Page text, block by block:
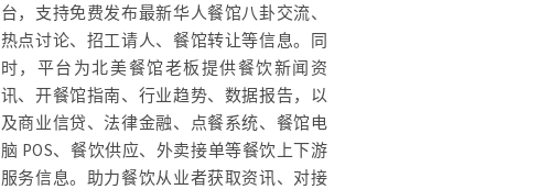
台，支持免费发布最新华人餐馆八卦交流、
热点讨论、招工请人、餐馆转让等信息。同
时，平台为北美餐馆老板提供餐饮新闻资
讯、开餐馆指南、行业趋势、数据报告，以
及商业信贷、法律金融、点餐系统、餐馆电
脑 POS、餐饮供应、外卖接单等餐饮上下游
服务信息。助力餐饮从业者获取资讯、对接